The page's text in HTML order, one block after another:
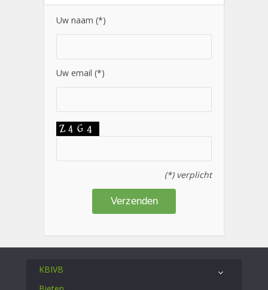
Uw naam (*)
Uw email (*)
(*) verplicht
KBIVB